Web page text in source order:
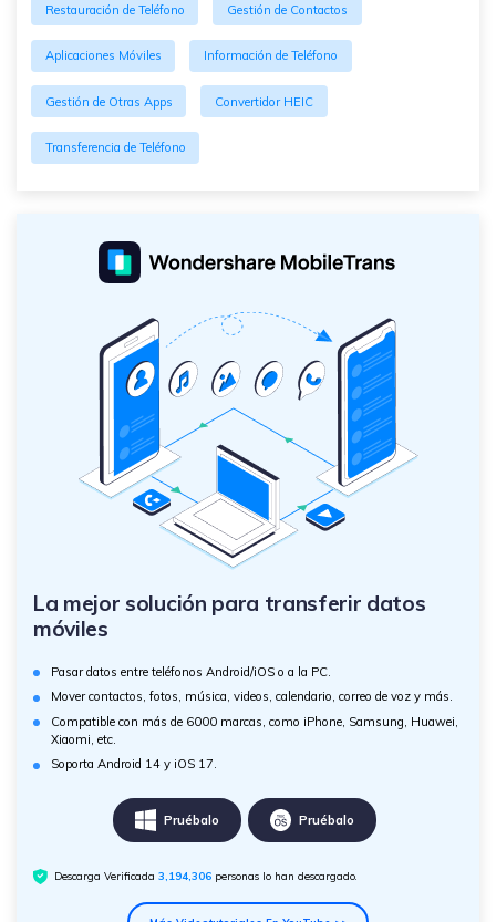
Restauración de Teléfono Gestión de Contactos
Aplicaciones Móviles Información de Teléfono
Gestión de Otras Apps Convertidor HEIC
Transferencia de Teléfono
La mejor solución para transferir datos
móviles
Pasar datos entre teléfonos Android/iOS o a la PC.
Mover contactos, fotos, música, videos, calendario, correo de voz y más.
Compatible con más de 6000 marcas, como iPhone, Samsung, Huawei,
Xiaomi, etc.
Soporta Android 14 y iOS 17.
Pruébalo Pruébalo
Descarga Verificada3,194,307 personas lo han descargado.